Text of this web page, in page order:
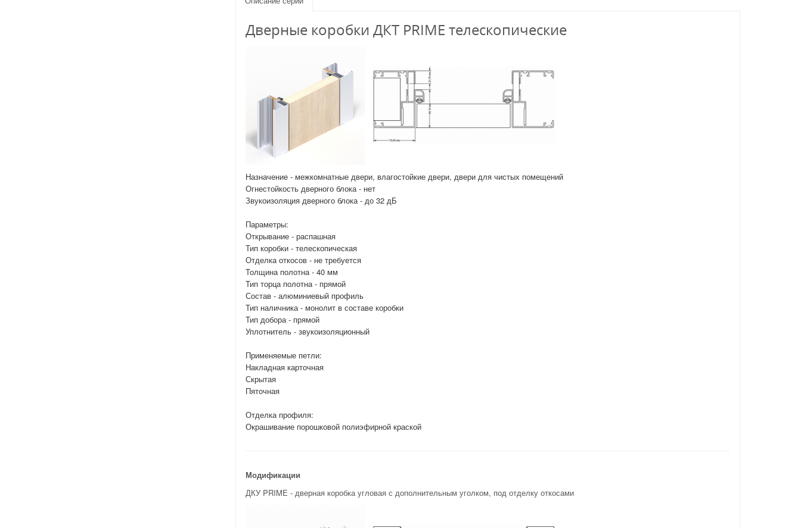
Дверные коробки ДКТ PRIME телескопические
Назначение - межкомнатные двери, влагостойкие двери, двери для чистых помещений
Огнестойкость дверного блока - нет
Звукоизоляция дверного блока - до 32 дБ
Параметры:
Открывание - распашная
Тип коробки - телескопическая
Отделка откосов - не требуется
Толщина полотна - 40 мм
Тип торца полотна - прямой
Состав - алюминиевый профиль
Тип наличника - монолит в составе коробки
Тип добора - прямой
Уплотнитель - звукоизоляционный
Применяемые петли:
Накладная карточная
Скрытая
Пяточная
Отделка профиля:
Окрашивание порошковой полиэфирной краской
Модификации
ДКУ PRIME - дверная коробка угловая с дополнительным уголком, под отделку откосами